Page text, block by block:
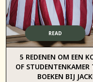
READ
5 REDENEN OM EEN
OF STUDENTENKAMER
BOEKEN BIJ